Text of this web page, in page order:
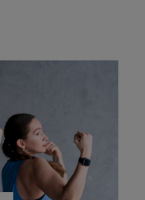
Год